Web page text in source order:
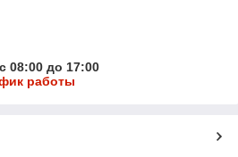
08:00 до 17:00
работы